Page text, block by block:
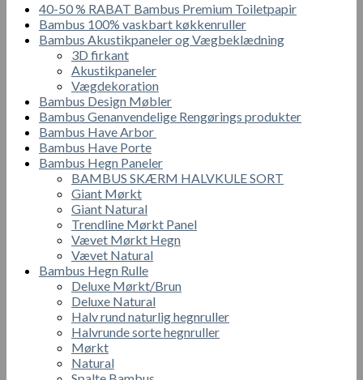
40-50 % RABAT Bambus Premium Toiletpapir
Bambus 100% vaskbart køkkenruller
Bambus Akustikpaneler og Vægbeklædning
3D firkant
Akustikpaneler
Vægdekoration
Bambus Design Møbler
Bambus Genanvendelige Rengørings produkter
Bambus Have Arbor
Bambus Have Porte
Bambus Hegn Paneler
BAMBUS SKÆRM HALVKULE SORT
Giant Mørkt
Giant Natural
Trendline Mørkt Panel
Vævet Mørkt Hegn
Vævet Natural
Bambus Hegn Rulle
Deluxe Mørkt/Brun
Deluxe Natural
Halv rund naturlig hegnruller
Halvrunde sorte hegnruller
Mørkt
Natural